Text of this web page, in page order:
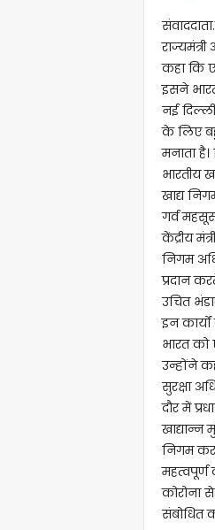
कहा कि
इसने
नई
के लिए
मनाता
भारतीय
खाद्य
गर्व
केंद्रीय
निगम
प्रदान
उचित
इन
भारत
उन्होंने
सुरक्षा
दौर में
खाद्यान्न
निगम कर
महत्वपूर्ण
कोरोना
संबोधित